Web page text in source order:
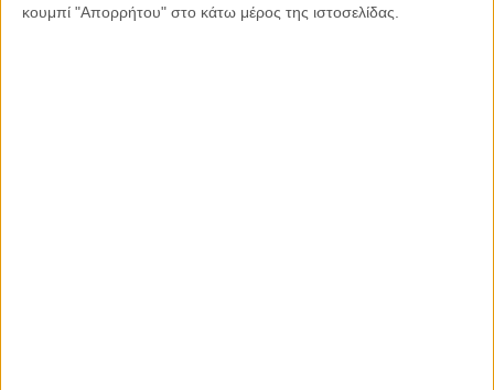
κουμπί "Απορρήτου" στο κάτω μέρος της ιστοσελίδας.